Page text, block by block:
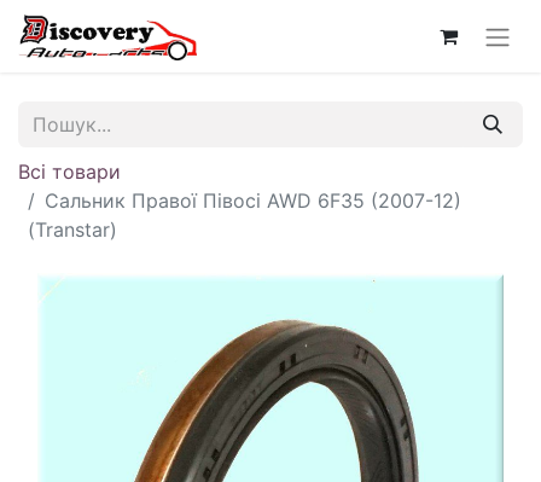
Всі товари
Сальник Правої Півосі AWD 6F35 (2007-12)
(Transtar)